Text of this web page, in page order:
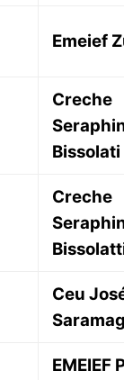
Emeief
Creche
Bissolati
Creche
Ceu
EMEIEF